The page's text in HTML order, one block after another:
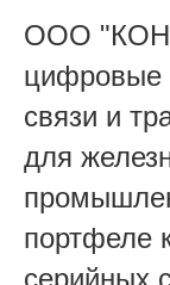
ООО
цифровые
связи и
для
портфеле
серийных